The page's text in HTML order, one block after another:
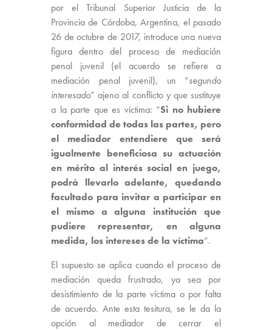
por el Tribunal Superior Justicia de la
Provincia de Córdoba, Argentina, el pasado
26 de octubre de 2017, introduce una nueva
figura dentro del proceso de mediación
penal juvenil (el acuerdo se refiere a
mediación penal juvenil), un “segundo
interesado” ajeno al conflicto y que sustituye
a la parte que es víctima: “Si no hubiere
conformidad de todas las partes, pero
el mediador entendiere que será
igualmente beneficiosa su actuación
en mérito al interés social en juego,
podrá llevarlo adelante, quedando
facultado para invitar a participar en
el mismo a alguna institución que
pudiere representar, en alguna
medida, los intereses de la víctima“.
El supuesto se aplica cuando el proceso de
mediación queda frustrado, ya sea por
desistimiento de la parte víctima o por falta
de acuerdo. Ante esta tesitura, se le da la
opción al mediador de cerrar el